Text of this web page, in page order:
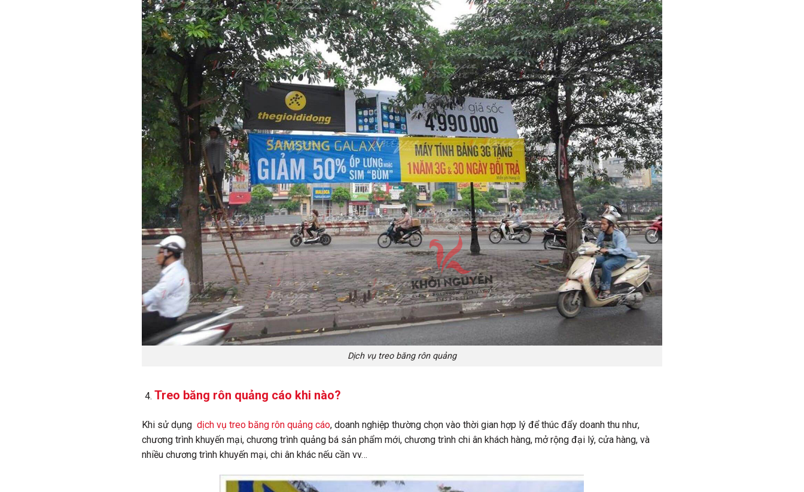
Dịch vụ treo băng rôn quảng
Treo băng rôn quảng cáo khi nào?
Khi sử dụng dịch vụ treo băng rôn quảng cáo, doanh nghiệp thường chọn vào thời gian hợp lý để thúc đẩy doanh thu như,
chương trình khuyến mại, chương trình quảng bá sản phẩm mới, chương trình chi ân khách hàng, mở rộng đại lý, cửa hàng, và
nhiều chương trình khuyến mại, chi ân khác nếu cần vv…